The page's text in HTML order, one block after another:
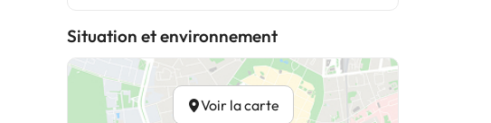
Situation et environnement
Voir la carte